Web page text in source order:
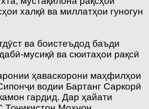
халқӣ ва миллатҳои гуногун
ва боистеъдод баъди
мусиқӣ ва сюитаҳои рақсӣ
ҳаваскорони маҳфилҳои
водии Бартанг Саркорӣ
гардид. Дар ҳайати